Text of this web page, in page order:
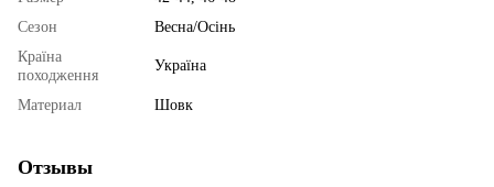
Сезон
Весна/Осінь
Країна
походження
Україна
Материал Шовк
Отзывы